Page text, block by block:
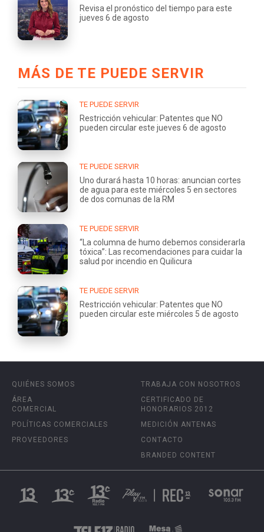
Revisa el pronóstico del tiempo para este
jueves 6 de agosto
MÁS DE TE PUEDE SERVIR
TE PUEDE SERVIR
Restricción vehicular: Patentes que NO
pueden circular este jueves 6 de agosto
TE PUEDE SERVIR
Uno durará hasta 10 horas: anuncian cortes
de agua para este miércoles 5 en sectores
de dos comunas de la RM
TE PUEDE SERVIR
“La columna de humo debemos considerarla
tóxica”: Las recomendaciones para cuidar la
salud por incendio en Quilicura
TE PUEDE SERVIR
Restricción vehicular: Patentes que NO
pueden circular este miércoles 5 de agosto
QUIÉNES SOMOS
ÁREA
COMERCIAL
POLÍTICAS COMERCIALES
PROVEEDORES
TRABAJA CON NOSOTROS
CERTIFICADO DE
HONORARIOS 2012
MEDICIÓN ANTENAS
CONTACTO
BRANDED CONTENT